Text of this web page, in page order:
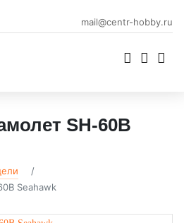
mail@centr-hobby.ru
SH-60B
Seahawk